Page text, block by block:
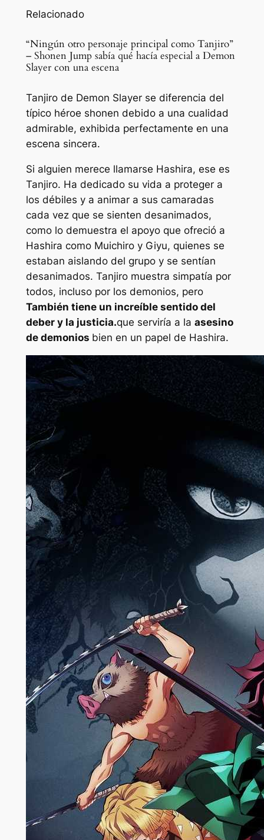
Relacionado
“Ningún otro personaje principal como Tanjiro”
– Shonen Jump sabía qué hacía especial a Demon
Slayer con una escena
Tanjiro de Demon Slayer se diferencia del
típico héroe shonen debido a una cualidad
admirable, exhibida perfectamente en una
escena sincera.
Si alguien merece llamarse Hashira, ese es
Tanjiro. Ha dedicado su vida a proteger a
los débiles y a animar a sus camaradas
cada vez que se sienten desanimados,
como lo demuestra el apoyo que ofreció a
Hashira como Muichiro y Giyu, quienes se
estaban aislando del grupo y se sentían
desanimados. Tanjiro muestra simpatía por
todos, incluso por los demonios, pero
También tiene un increíble sentido del
deber y la justicia.que serviría a la asesino
de demonios bien en un papel de Hashira.